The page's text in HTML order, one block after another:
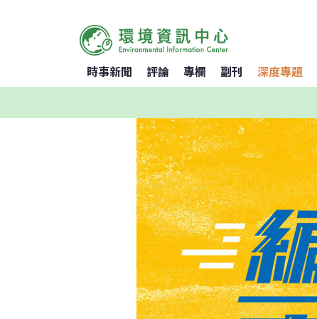
時事新聞 評論 專欄 副刊 深度專題